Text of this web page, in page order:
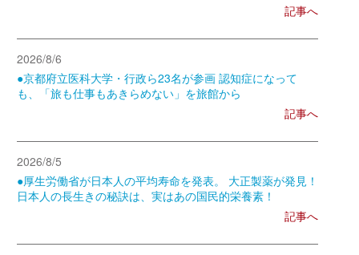
記事へ
2026/8/6
●京都府立医科大学・行政ら23名が参画 認知症になって
も、「旅も仕事もあきらめない」を旅館から
記事へ
2026/8/5
●厚生労働省が日本人の平均寿命を発表。 大正製薬が発見！
日本人の長生きの秘訣は、実はあの国民的栄養素！
記事へ